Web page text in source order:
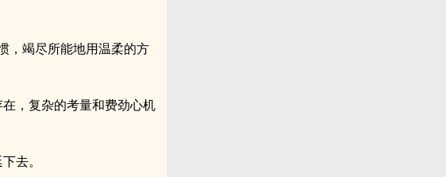
，竭尽所能地用温柔的方
，复杂的考量和费劲心机
去。